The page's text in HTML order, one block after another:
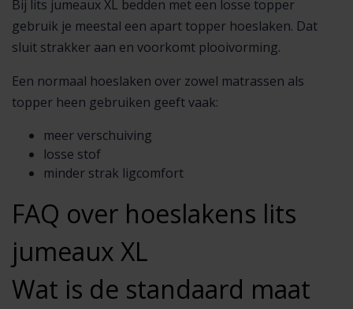
Bij lits jumeaux XL bedden met een losse topper
gebruik je meestal een apart topper hoeslaken. Dat
sluit strakker aan en voorkomt plooivorming.
Een normaal hoeslaken over zowel matrassen als
topper heen gebruiken geeft vaak:
meer verschuiving
losse stof
minder strak ligcomfort
FAQ over hoeslakens lits
jumeaux XL
Wat is de standaard maat